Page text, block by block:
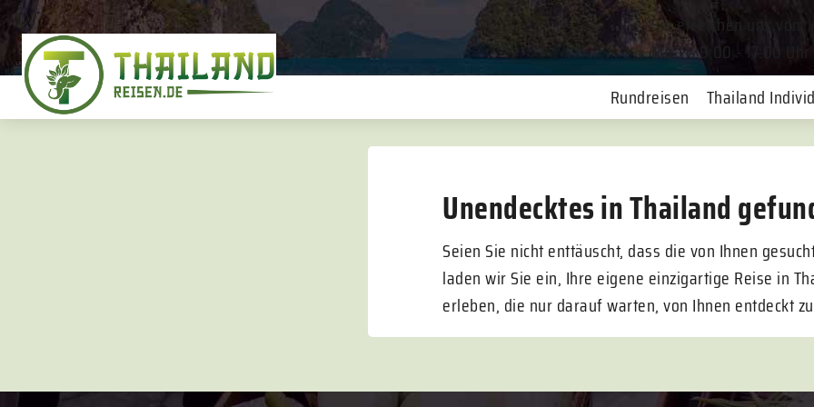
Sie erreichen uns von
Mo-Fr. 9:00 - 17:00 Uhr
Rundreisen
Thailand
Unendecktes in Thailand
Seien Sie nicht enttäuscht, dass die von Ihnen
laden wir Sie ein, Ihre eigene einzigartige Reise in
erleben, die nur darauf warten, von Ihnen entdeckt